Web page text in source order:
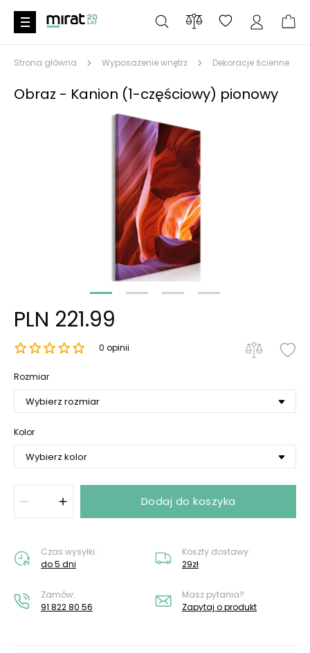
Strona główna Wyposażenie wnętrz Dekoracje ścienne
Obraz - Kanion (1-częściowy) pionowy
PLN 221.99
0 opinii
Rozmiar
Kolor
Dodaj do koszyka
Czas wysyłki:
do 5 dni
Koszty dostawy:
29zł
Zamów:
91 822 80 56
Masz pytania?
Zapytaj o produkt